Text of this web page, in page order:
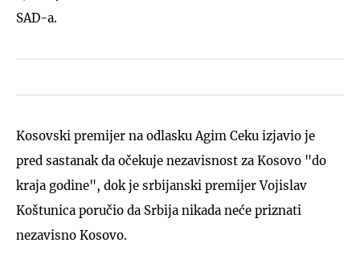
SAD-a.
Kosovski premijer na odlasku Agim Ceku izjavio je
pred sastanak da očekuje nezavisnost za Kosovo "do
kraja godine", dok je srbijanski premijer Vojislav
Koštunica poručio da Srbija nikada neće priznati
nezavisno Kosovo.